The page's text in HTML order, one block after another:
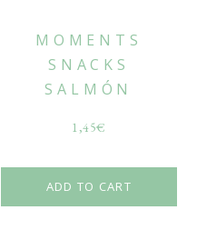
MOMENTS
SNACKS
SALMÓN
1,45€
ADD TO CART